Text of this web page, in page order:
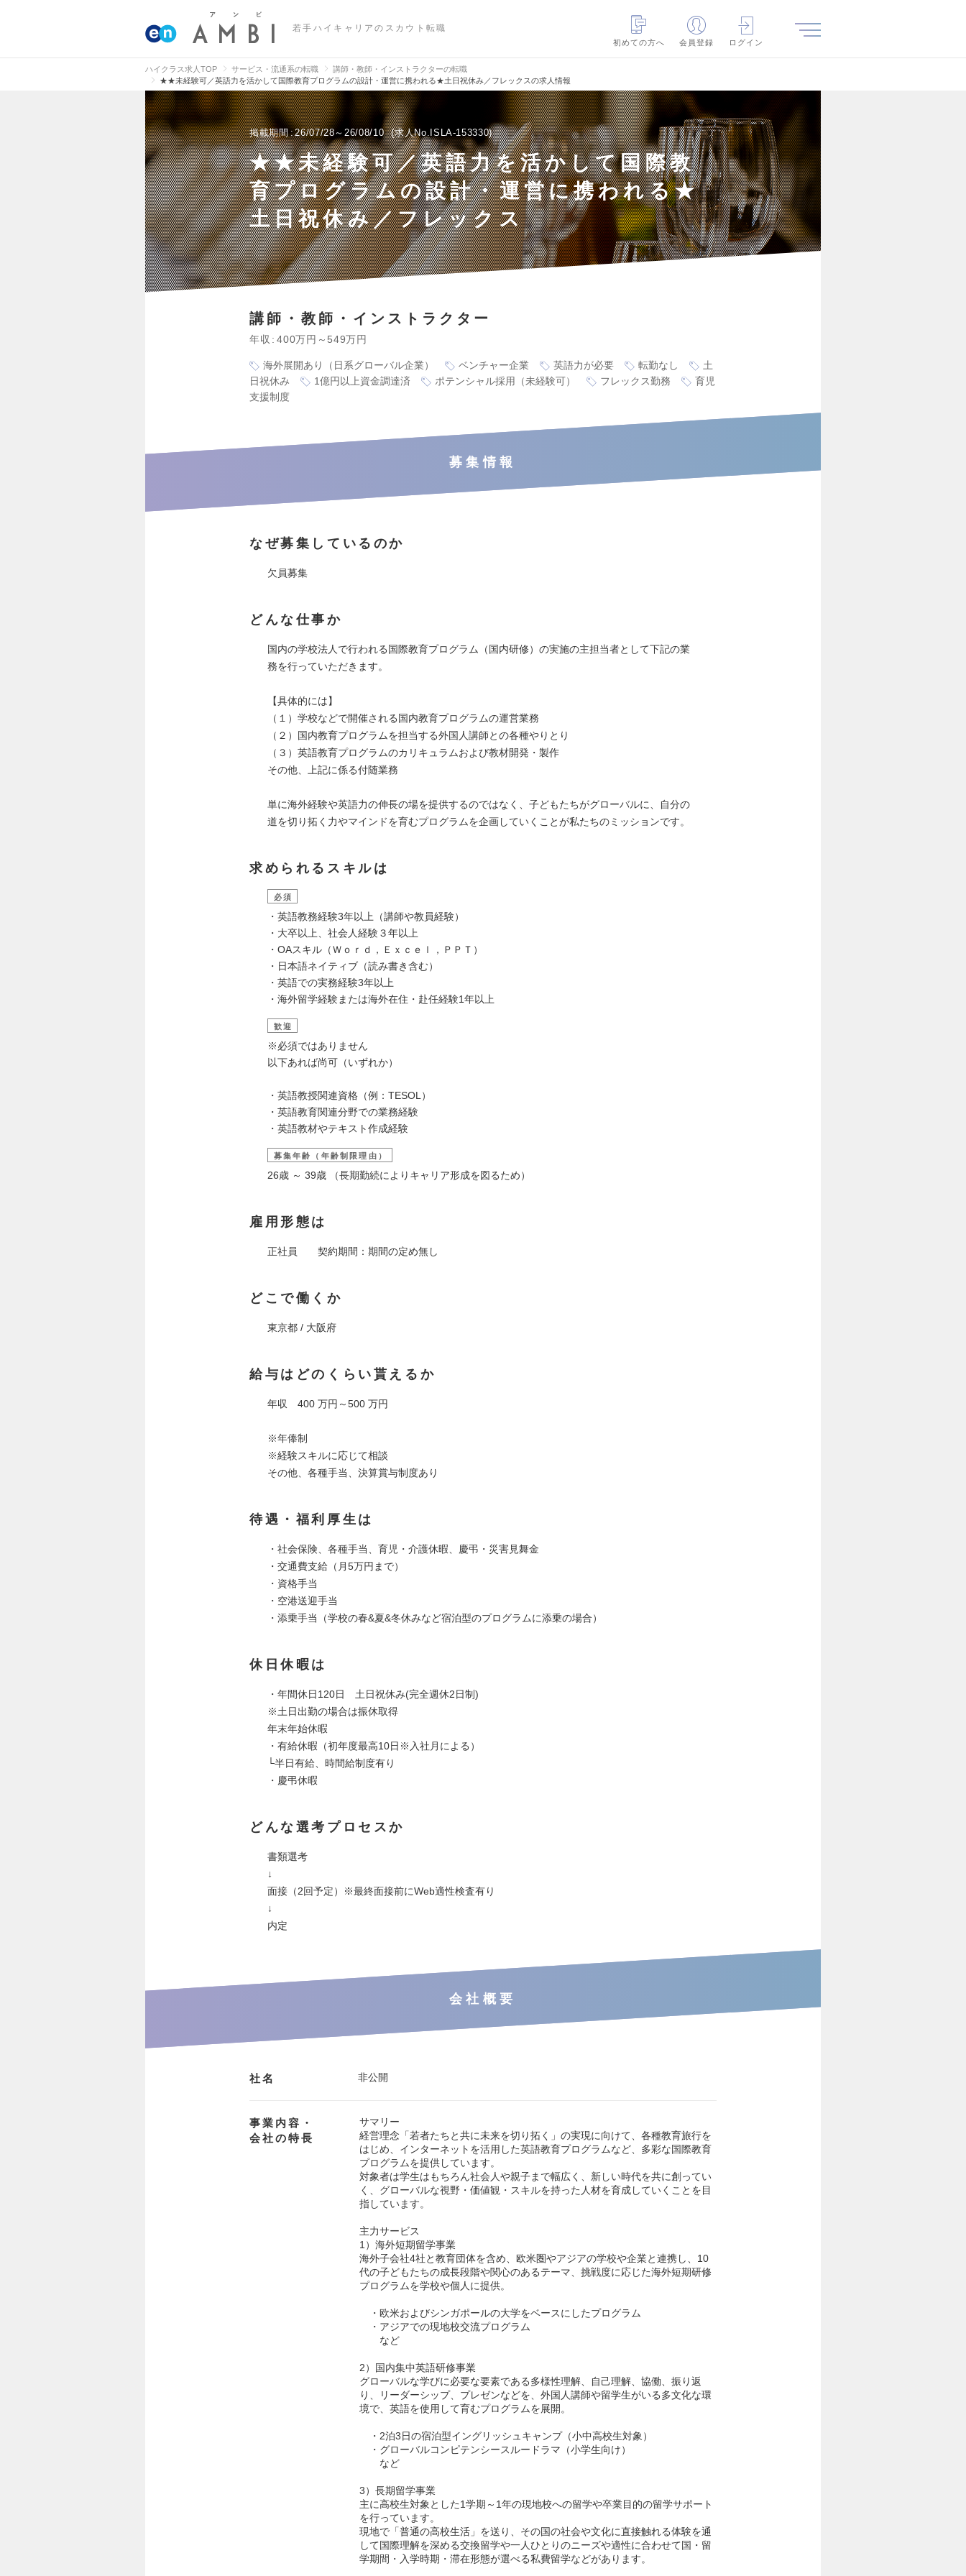
若手ハイキャリアのスカウト転職
初めての方へ
会員登録 ログイン
ハイクラス求人TOP サービス・流通系の転職
講師・教師・インストラクターの転職
★★未経験可／英語力を活かして国際教育プログラムの設計・運営に携われる★土日祝休み／フレックスの求人情報
掲載期間 26/07/28～26/08/10 求人No.ISLA-153330
★★未経験可／英語力を活かして国際教
育プログラムの設計・運営に携われる★
土日祝休み／フレックス
講師・教師・インストラクター
年収 400万円～549万円
海外展開あり（日系グローバル企業） ベンチャー企業 英語力が必要 転勤なし
土
日祝休み
1億円以上資金調達済 ポテンシャル採用（未経験可） フレックス勤務
育児
支援制度
募集情報
なぜ募集しているのか
欠員募集
どんな仕事か
国内の学校法人で行われる国際教育プログラム（国内研修）の実施の主担当者として下記の業
務を行っていただきます。
【具体的には】
（１）学校などで開催される国内教育プログラムの運営業務
（２）国内教育プログラムを担当する外国人講師との各種やりとり
（３）英語教育プログラムのカリキュラムおよび教材開発・製作
その他、上記に係る付随業務
単に海外経験や英語力の伸長の場を提供するのではなく、子どもたちがグローバルに、自分の
道を切り拓く力やマインドを育むプログラムを企画していくことが私たちのミッションです。
求められるスキルは
必須
・英語教務経験3年以上（講師や教員経験）
・大卒以上、社会人経験３年以上
・OAスキル（Ｗｏｒｄ，Ｅｘｃｅｌ，ＰＰＴ）
・日本語ネイティブ（読み書き含む）
・英語での実務経験3年以上
・海外留学経験または海外在住・赴任経験1年以上
歓迎
※必須ではありません
以下あれば尚可（いずれか）
・英語教授関連資格（例：TESOL）
・英語教育関連分野での業務経験
・英語教材やテキスト作成経験
募集年齢（年齢制限理由）
26歳 ～ 39歳 （長期勤続によりキャリア形成を図るため）
雇用形態は
正社員 契約期間：期間の定め無し
どこで働くか
東京都 / 大阪府
給与はどのくらい貰えるか
年収 400 万円～500 万円
※年俸制
※経験スキルに応じて相談
その他、各種手当、決算賞与制度あり
待遇・福利厚生は
・社会保険、各種手当、育児・介護休暇、慶弔・災害見舞金
・交通費支給（月5万円まで）
・資格手当
・空港送迎手当
・添乗手当（学校の春&夏&冬休みなど宿泊型のプログラムに添乗の場合）
休日休暇は
・年間休日120日 土日祝休み(完全週休2日制)
※土日出勤の場合は振休取得
年末年始休暇
・有給休暇（初年度最高10日※入社月による）
└半日有給、時間給制度有り
・慶弔休暇
どんな選考プロセスか
書類選考
↓
面接（2回予定）※最終面接前にWeb適性検査有り
↓
内定
会社概要
社名 非公開
事業内容・
会社の特長
サマリー
経営理念「若者たちと共に未来を切り拓く」の実現に向けて、各種教育旅行を
はじめ、インターネットを活用した英語教育プログラムなど、多彩な国際教育
プログラムを提供しています。
対象者は学生はもちろん社会人や親子まで幅広く、新しい時代を共に創ってい
く、グローバルな視野・価値観・スキルを持った人材を育成していくことを目
指しています。
主力サービス
1）海外短期留学事業
海外子会社4社と教育団体を含め、欧米圏やアジアの学校や企業と連携し、10
代の子どもたちの成長段階や関心のあるテーマ、挑戦度に応じた海外短期研修
プログラムを学校や個人に提供。
・欧米およびシンガポールの大学をベースにしたプログラム
・アジアでの現地校交流プログラム
など
2）国内集中英語研修事業
グローバルな学びに必要な要素である多様性理解、自己理解、協働、振り返
り、リーダーシップ、プレゼンなどを、外国人講師や留学生がいる多文化な環
境で、英語を使用して育むプログラムを展開。
・2泊3日の宿泊型イングリッシュキャンプ（小中高校生対象）
・グローバルコンピテンシースルードラマ（小学生向け）
など
3）長期留学事業
主に高校生対象とした1学期～1年の現地校への留学や卒業目的の留学サポート
を行っています。
現地で「普通の高校生活」を送り、その国の社会や文化に直接触れる体験を通
して国際理解を深める交換留学や一人ひとりのニーズや適性に合わせて国・留
学期間・入学時期・滞在形態が選べる私費留学などがあります。